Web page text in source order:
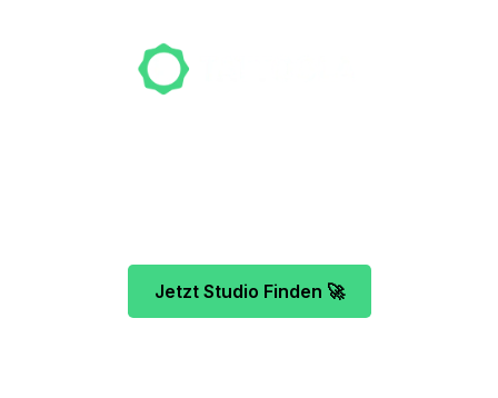
Jetzt Studio Finden 🚀